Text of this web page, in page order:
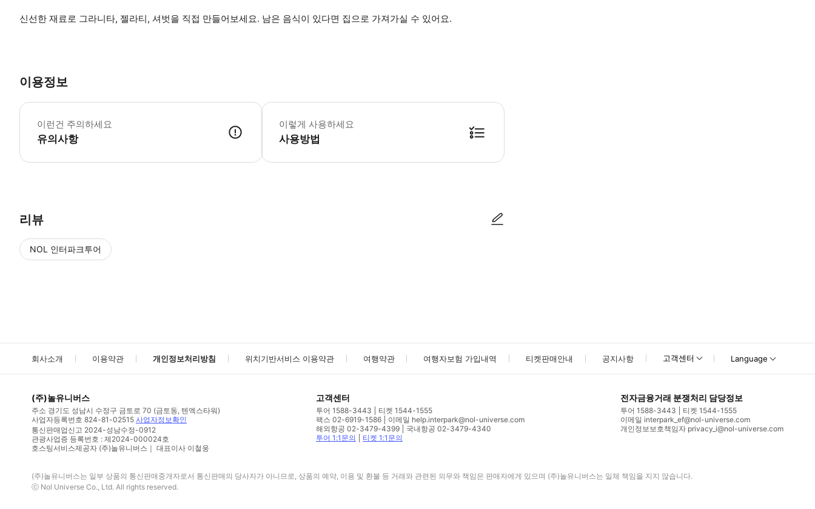
신선한 재료로 그라니타, 젤라티, 셔벗을 직접 만들어보세요. 남은 음식이 있다면 집으로 가져가실 수 있어요.
이용정보
이런건 주의하세요
유의사항
알레르기 및 과민증 정보를 사전에 제공해야 합니다. 어린이는 성인 감독 하에 입장 가능합니다. 특별 요청이 있는 경우 알려주세요. * 소요시간 : 150분 (옵
이렇게 사용하세요
사용방법
리뷰
NOL 인터파크투어
회사소개 이용약관 개인정보처리방침 위치기반서비스 이용약관 여행약관 여행자보험 가입내역 티켓판매안내 공지사항 고객센터 Language
(주)놀유니버스
주소 경기도 성남시 수정구 금토로 70 (금토동, 텐엑스타워)
사업자등록번호 824-81-02515 사업자정보확인
통신판매업신고 2024-성남수정-0912
관광사업증 등록번호 : 제2024-000024호
호스팅서비스제공자 (주)놀유니버스｜ 대표이사 이철웅
고객센터
투어 1588-3443
티켓 1544-1555
팩스 02-6919-1586
이메일 help.interpark@nol-universe.com
해외항공 02-3479-4399
국내항공 02-3479-4340
투어 1:1문의
티켓 1:1문의
전자금융거래 분쟁처리 담당정보
투어 1588-3443
티켓 1544-1555
이메일 interpark_ef@nol-universe.com
개인정보보호책임자 privacy_i@nol-universe.com
(주)놀유니버스는 일부 상품의 통신판매중개자로서 통신판매의 당사자가 아니므로, 상품의 예약, 이용 및 환불 등 거래와 관련된 의무와 책임은 판매자에게 있으며 (주)놀유니버스는 일체 책임을 지지 않습니다.
ⓒ Nol Universe Co., Ltd. All rights reserved.